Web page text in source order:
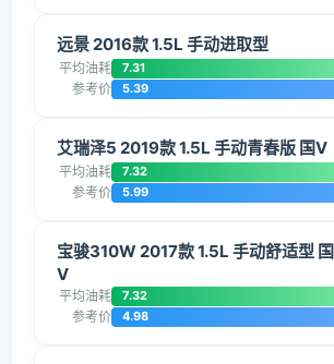
远景 2016款 1.5L 手动进取型
平均油耗 7.31
参考价 5.39
艾瑞泽5 2019款 1.5L 手动青春版 国V
平均油耗 7.32
参考价 5.99
宝骏310W 2017款 1.5L 手动舒适型 国
V
平均油耗 7.32
参考价 4.98